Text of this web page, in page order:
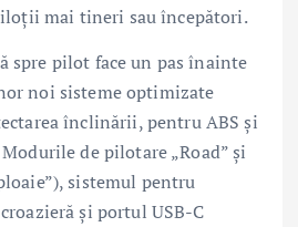
mai tineri sau începători.
spre pilot face un pas înainte
noi sisteme optimizate
înclinării, pentru ABS și
de pilotare „Road” și
sistemul pentru
și portul USB-C